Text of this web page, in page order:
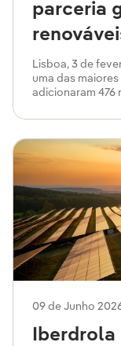
parceria
da AWS
negócios
Lisboa, 3 de
uma das
adicionaram 476
energias
09 de Junho
Iberdrola